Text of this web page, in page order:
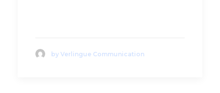
by Verlingue Communication